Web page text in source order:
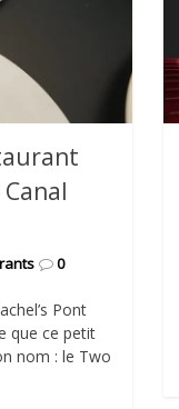
0
Pont
que ce petit
nom : le Two